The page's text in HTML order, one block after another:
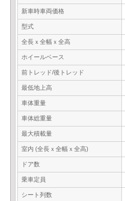
新車時車両価格
型式
全長ｘ全幅ｘ全高
ホイールベース
前トレッド/後トレッド
最低地上高
車体重量
車体総重量
最大積載量
室内 (全長ｘ全幅ｘ全高)
ドア数
乗車定員
シート列数